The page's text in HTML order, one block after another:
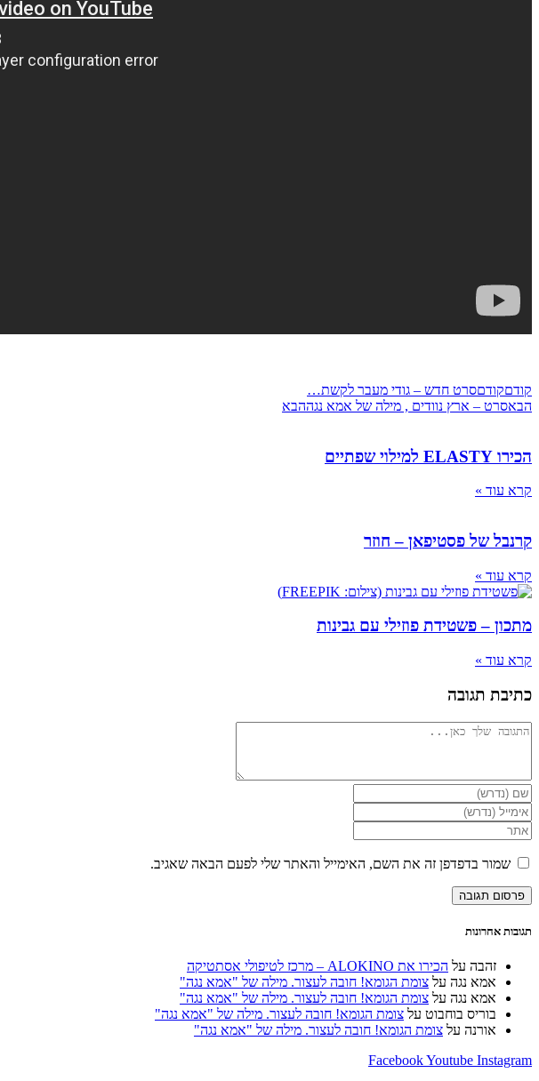
קודםקודםסרט חדש – גודי מעבר לקשת…
הבאסרט – ארץ נוודים , מילה של אמא נגההבא
הכירו ELASTY למילוי שפתיים
קרא עוד »
קרנבל של פסטיפאן – חוזר
קרא עוד »
מתכון – פשטידת פוזילי עם גבינות
קרא עוד »
כתיבת תגובה
להגיב
הזן
את
השם
שלך
או
שם
משתמש
כדי
הזן
את
כתובת
דואר
האלקטרוני
שלך
כדי
הזן
את
כתובת
האינטרנט
שלך
שמור בדפדפן זה את השם, האימייל והאתר שלי לפעם הבאה שאגיב.
תגובות אחרונות
זהבה על הכירו את ALOKINO – מרכז לטיפולי אסתטיקה
אמא נגה על צומת הגומא! חובה לעצור. מילה של "אמא נגה"
אמא נגה על צומת הגומא! חובה לעצור. מילה של "אמא נגה"
בוריס בוחבוט על צומת הגומא! חובה לעצור. מילה של "אמא נגה"
אורנה על צומת הגומא! חובה לעצור. מילה של "אמא נגה"
FacebookYoutube Instagram